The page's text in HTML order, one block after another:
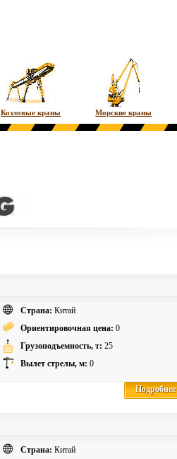
Козловые краны Морские краны
Страна: Китай
Ориентировочная цена: 0
Грузоподъемность, т: 25
Вылет стрелы, м: 0
Подробнее
Подробнее
Страна: Китай